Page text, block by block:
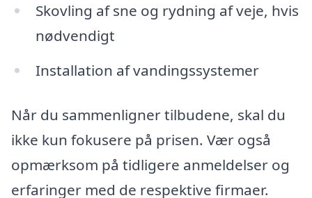
Skovling af sne og rydning af veje, hvis
nødvendigt
Installation af vandingssystemer
Når du sammenligner tilbudene, skal du
ikke kun fokusere på prisen. Vær også
opmærksom på tidligere anmeldelser og
erfaringer med de respektive firmaer.